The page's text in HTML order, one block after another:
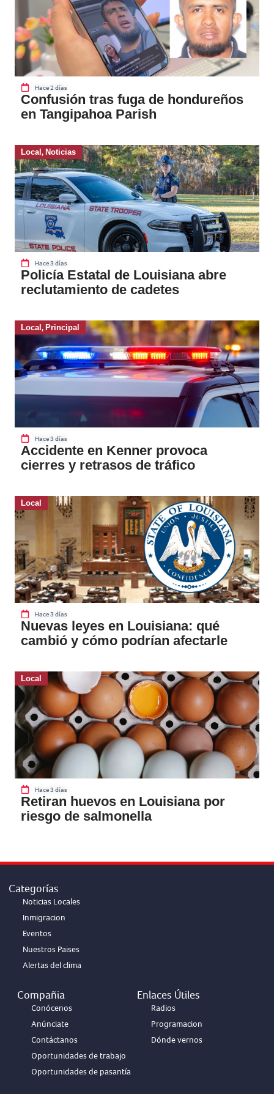
Hace 2 días
Confusión tras fuga de hondureños
en Tangipahoa Parish
Local, Noticias
Hace 3 días
Policía Estatal de Louisiana abre
reclutamiento de cadetes
Local, Principal
Hace 3 días
Accidente en Kenner provoca
cierres y retrasos de tráfico
Local
Hace 3 días
Nuevas leyes en Louisiana: qué
cambió y cómo podrían afectarle
Local
Hace 3 días
Retiran huevos en Louisiana por
riesgo de salmonella
Categorías
Noticias Locales
Inmigracion
Eventos
Nuestros Paises
Alertas del clima
Compañia
Conócenos
Anúnciate
Contáctanos
Oportunidades de trabajo
Oportunidades de pasantía
Enlaces Útiles
Radios
Programacion
Dónde vernos